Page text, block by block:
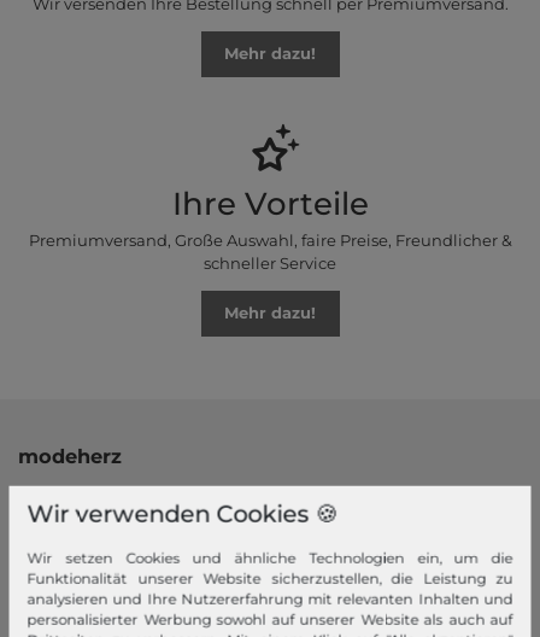
Mehr dazu!
Ihre Vorteile
Premiumversand, Große Auswahl, faire Preise, Freundlicher &
schneller Service
Mehr dazu!
modeherz
AGB
Widerrufsrecht
Datenschutzerklärung
Datenschutzeinstellungen
Wir verwenden Cookies 🍪
Wir setzen Cookies und ähnliche Technologien ein, um die
Funktionalität unserer Website sicherzustellen, die Leistung zu
analysieren und Ihre Nutzererfahrung mit relevanten Inhalten und
personalisierter Werbung sowohl auf unserer Website als auch auf